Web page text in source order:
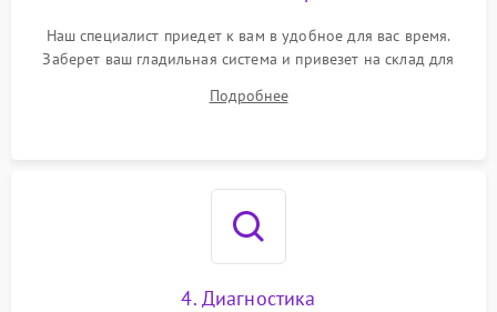
Наш специалист приедет к вам в удобное для вас время.
Заберет ваш гладильная система и привезет на склад для
Подробнее
4. Диагностика